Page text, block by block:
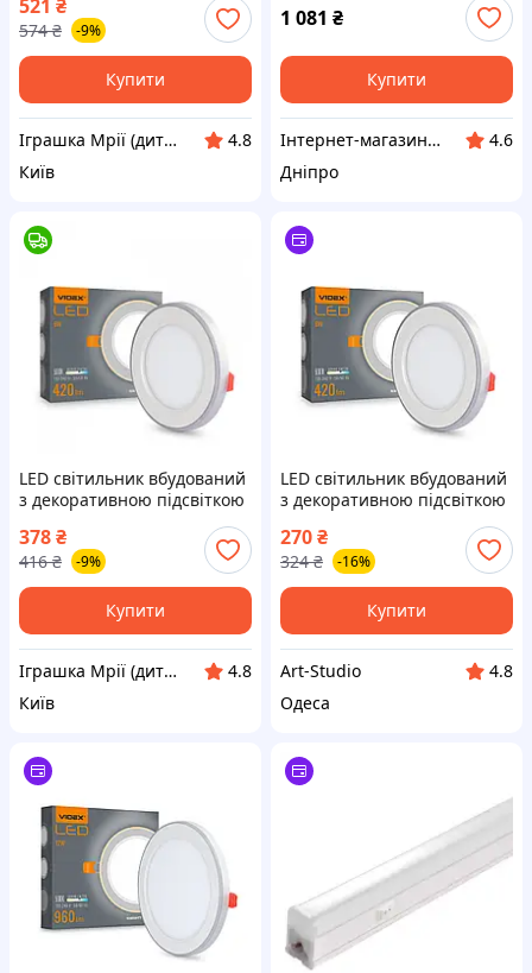
5000K+2700K 220V VL-D-TD
521 ₴
574 ₴ -9%
Купити
Іграшка Мрії (дитячі, авто, туризм)
4.8
Київ
230В, 0.35Вт
1 081 ₴
Купити
Інтернет-магазин "Klever"
4.6
Дніпро
LED світильник вбудований
з декоративною підсвіткою
5000K+2700K 220V VL-D-TD
378₴
416 ₴ -9%
Купити
Іграшка Мрії (дитячі, авто, туризм)
4.8
Київ
LED світильник вбудований
з декоративною підсвіткою
5000K+2700K 220V
270₴
324 ₴ -16%
Купити
Art-Studio
4.8
Одеса